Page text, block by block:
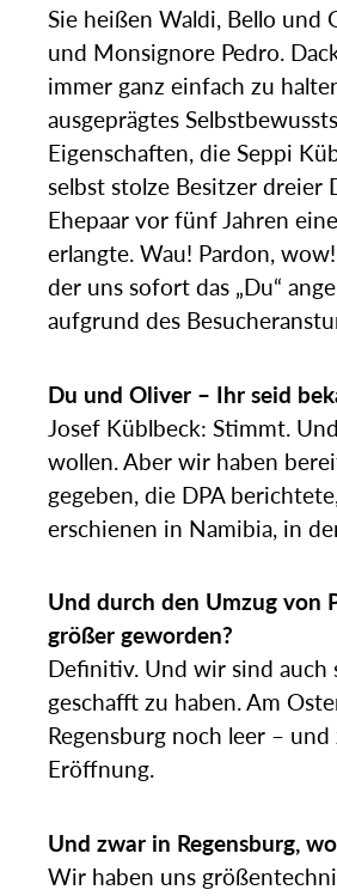
Sie heißen Waldi, Bello und
und Monsignore Pedro.
immer ganz einfach zu
ausgeprägtes
Eigenschaften, die Seppi
selbst stolze Besitzer dreier
Ehepaar vor fünf Jahren
erlangte. Wau! Pardon,
der uns sofort das „Du“
aufgrund des
Du und Oliver – Ihr seid
Josef Küblbeck: Stimmt.
wollen. Aber wir haben
gegeben, die DPA
erschienen in Namibia, in
Und durch den Umzug von
größer geworden?
Definitiv. Und wir sind auch
geschafft zu haben. Am
Regensburg noch leer –
Eröffnung.
Und zwar in Regensburg,
Wir haben uns